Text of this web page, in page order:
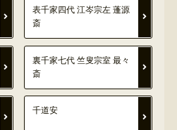
表千家四代 江岑宗左 蓬源
斎
裏千家七代 竺叟宗室 最々
斎
千道安